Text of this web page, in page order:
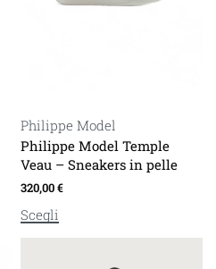
Philippe Model
Philippe Model Temple
Veau – Sneakers in pelle
320,00€
Scegli